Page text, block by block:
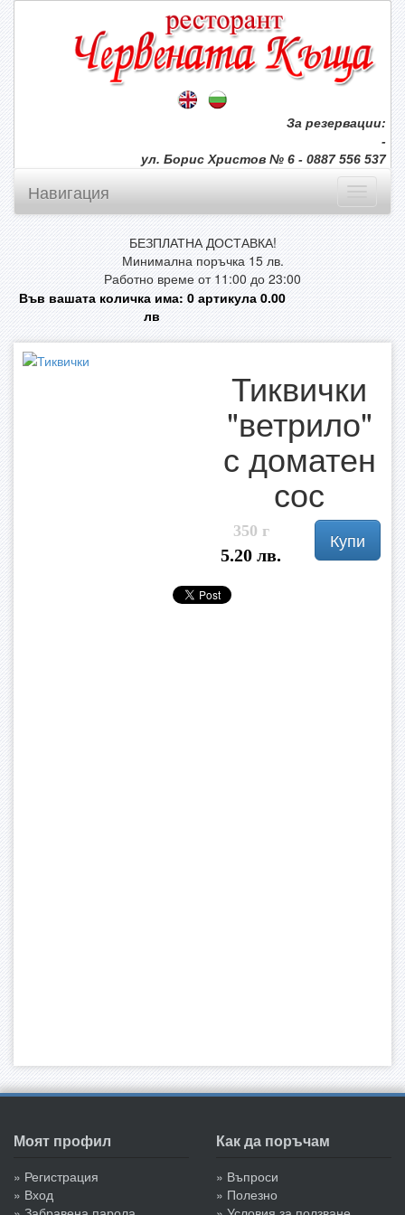
За резервации:
-
ул. Борис Христов № 6 - 0887 556 537
Навигация
БЕЗПЛАТНА ДОСТАВКА!
Минимална поръчка 15 лв.
Работно време от 11:00 до 23:00
Във вашата количка има:0артикула0.00
лв
Тиквички
"ветрило"
с доматен
сос
350 г
5.20 лв.
Купи
Моят профил
» Регистрация
» Вход
Как да поръчам
» Въпроси
» Полезно